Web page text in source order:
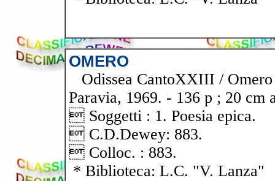
OMERO
Odissea CantoXXIII /
Paravia, 1969. - 136 p ; 20 cm
 Soggetti : 1. Poesia epica.
 C.D.Dewey: 883.
 Colloc. : 883.
* Biblioteca: L.C. "V. Lanza"